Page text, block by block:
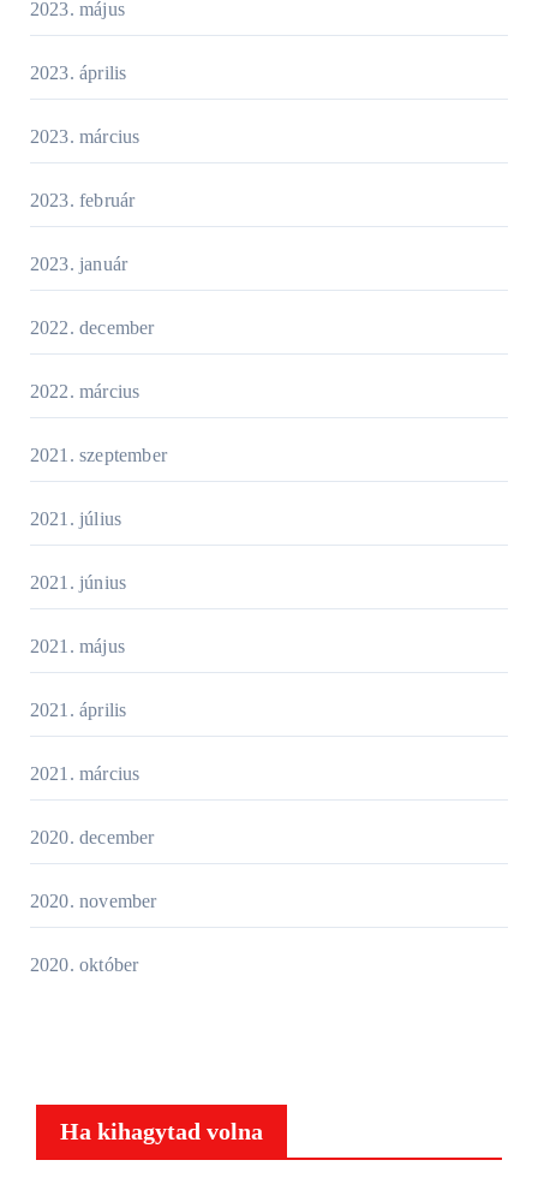
2023. május
2023. április
2023. március
2023. február
2023. január
2022. december
2022. március
2021. szeptember
2021. július
2021. június
2021. május
2021. április
2021. március
2020. december
2020. november
2020. október
Ha kihagytad volna